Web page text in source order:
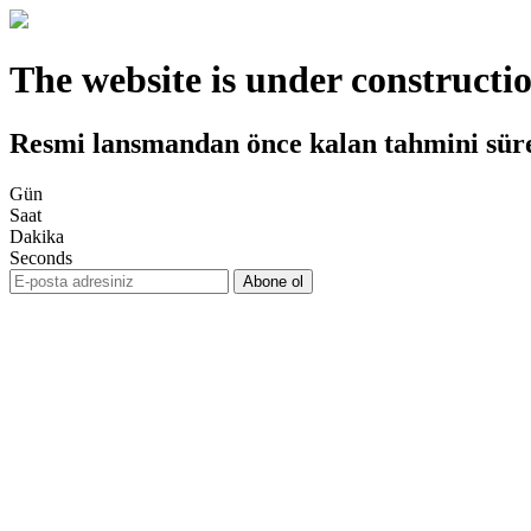
The website is under
Resmi lansmandan önce kalan tahmini
Gün
Saat
Dakika
Seconds